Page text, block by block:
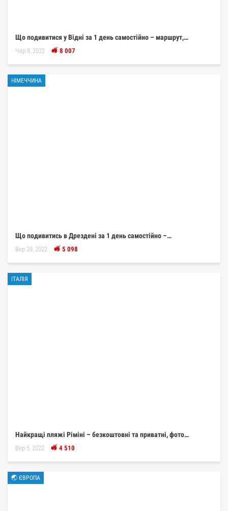
Що подивитися у Відні за 1 день самостійно – маршрут,…
Чер 8, 2022 8 007
НІМЕЧЧИНА
Що подивитись в Дрездені за 1 день самостійно –…
Вер 29, 2022 5 098
ІТАЛІЯ
Найкращі пляжі Ріміні – безкоштовні та приватні, фото…
Вер 5, 2022 4 510
🌏 ЄВРОПА